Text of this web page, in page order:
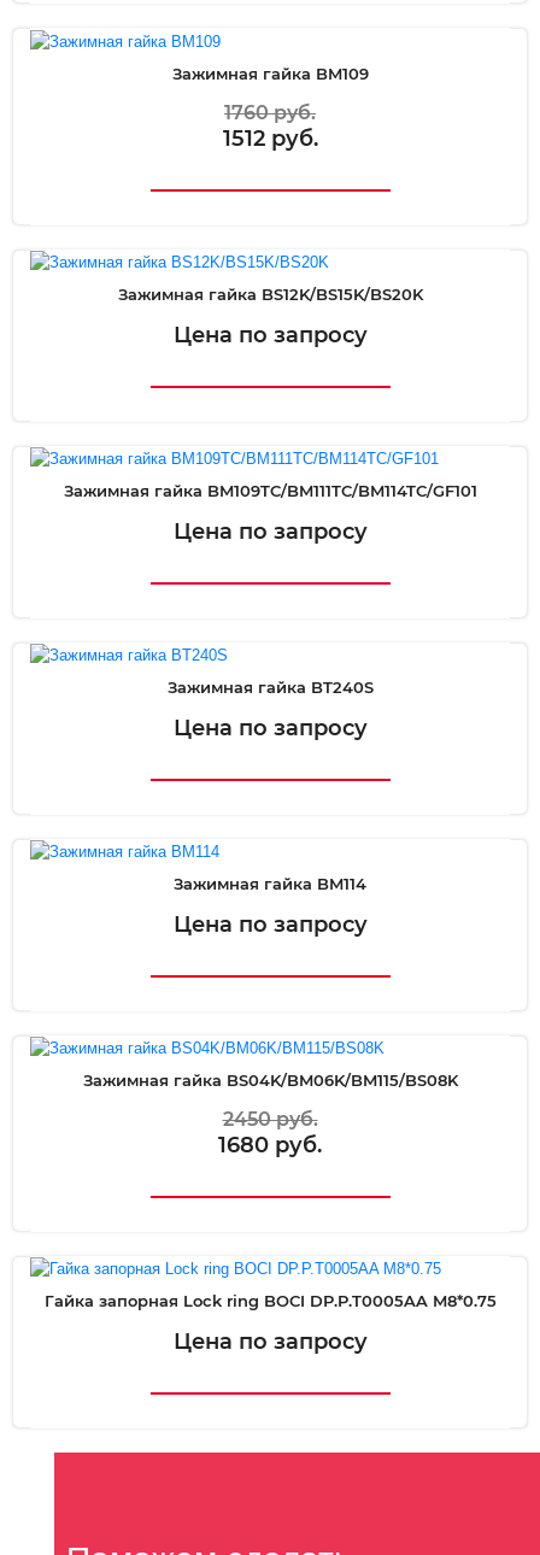
Зажимная гайка BM109
1760 руб.
1512 руб.
Зажимная гайка BS12K/BS15K/BS20K
Цена по запросу
Зажимная гайка BM109TC/BM111TC/BM114TC/GF101
Цена по запросу
Зажимная гайка BT240S
Цена по запросу
Зажимная гайка BM114
Цена по запросу
Зажимная гайка BS04K/BM06K/BM115/BS08K
2450 руб.
1680 руб.
Гайка запорная Lock ring BOCI DP.P.T0005AA M8*0.75
Цена по запросу